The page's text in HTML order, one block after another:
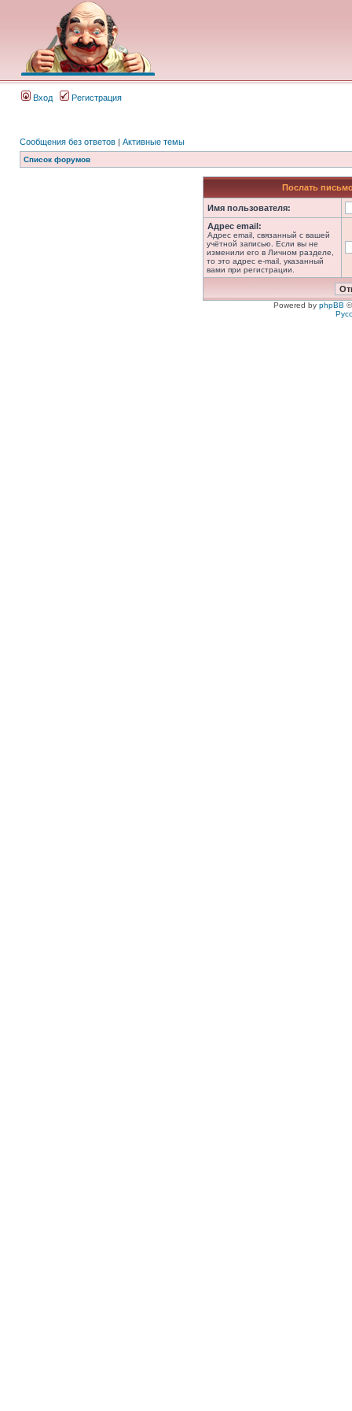
Вход Регистрация
Сообщения без ответов | Активные темы
Список форумов
Послать
Имя пользователя:
Адрес email:
Адрес email, связанный с вашей
учётной записью. Если вы не
изменили его в Личном разделе,
то это адрес e-mail, указанный
вами при регистрации.
Powered by phpBB